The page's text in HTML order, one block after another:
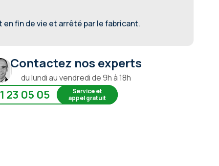
fin de vie et arrêté par le fabricant.
Contactez nos experts
du lundi au vendredi de 9h à 18h
23 05 05
Service et
appel gratuit